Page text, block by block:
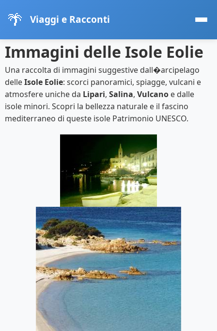
🌴 Viaggi e Racconti
Immagini delle Isole Eolie
Una raccolta di immagini suggestive dall�arcipelago
delleIsole Eolie: scorci panoramici, spiagge, vulcani e
atmosfere uniche da Lipari, Salina, Vulcano e dalle
isole minori. Scopri la bellezza naturale e il fascino
mediterraneo di queste isole Patrimonio UNESCO.